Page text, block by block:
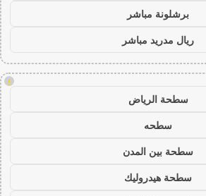
برشلونة مباشر
ريال مدريد مباشر
!
سطحة الرياض
سطحه
سطحة بين المدن
سطحة هيدروليك